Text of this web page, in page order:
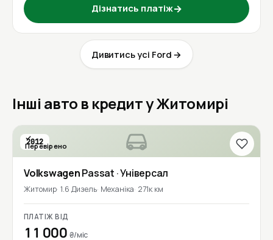
Дізнатись платіж→
Дивитись усі Ford →
Інші авто в кредит у Житомирі
2012
Перевірено
1 власник
VolkswagenPassat · Універсал
Житомир 1.6 Дизель Механіка 271к км
ПЛАТІЖ ВІД
11 000 ₴/міс